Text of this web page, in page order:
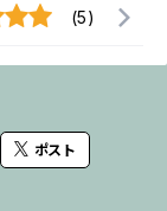
(5)
ポスト